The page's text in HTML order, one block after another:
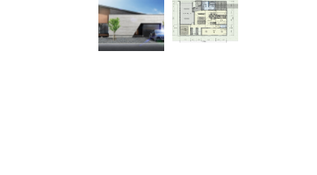
お問い合わせ・ご相談はこちら